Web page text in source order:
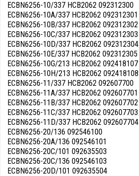
ECBN6256-10/337 HCB2062 092312300
ECBN6256-10A/337 HCB2062 092312301
ECBN6256-10B/337 HCB2062 092312302
ECBN6256-10C/337 HCB2062 092312303
ECBN6256-10D/337 HCB2062 092312304
ECBN6256-10E/337 HCB2062 092312305
ECBN6256-10G/213 HCB2062 092418107
ECBN6256-10H/213 HCB2062 092418108
ECBN6256-11/337 HCB2062 092607700
ECBN6256-11A/337 HCB2062 092607701
ECBN6256-11B/337 HCB2062 092607702
ECBN6256-11C/337 HCB2062 092607703
ECBN6256-11D/337 HCB2062 092607704
ECBN6256-20/136 092546100
ECBN6256-20A/136 092546101
ECBN6256-20C/101 092635503
ECBN6256-20C/136 092546103
ECBN6256-20D/101 092635504